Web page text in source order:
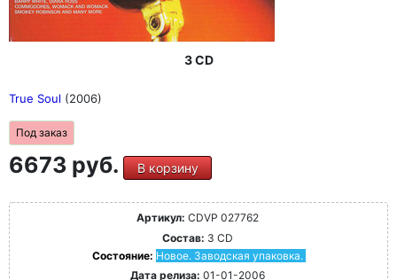
3 CD
True Soul (2006)
Под заказ
6673 руб. В корзину
Артикул: CDVP 027762
Состав: 3 CD
Состояние: Новое. Заводская упаковка.
Дата релиза: 01-01-2006